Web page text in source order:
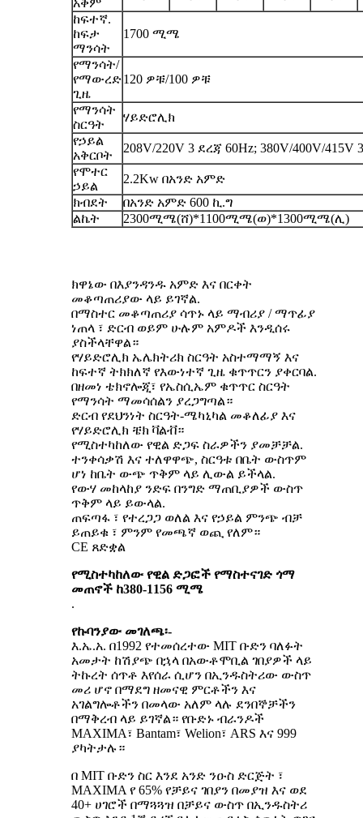
አቅም
ከፍተኛ.
ከፍታ
ማንሳት
1700 ሚሜ
የማንሳት/
የማውረድ
ጊዜ
120 ዎቹ/100 ዎቹ
የማንሳት
ስርዓት
ሃይድሮሊክ
የኃይል
አቅርቦት
208V/220V 3 ደረጃ 60Hz; 380V/400V/415V
የሞተር
ኃይል
2.2Kw በአንድ አምድ
ክብደት
በአንድ አምድ 600 ኪ.ግ
ልኬት
2300ሚሜ(ሸ)*1100ሚሜ(ወ)*1300ሚሜ(ሊ)
ክዋኔው በእያንዳንዱ አምድ እና በርቀት
መቆጣጠሪያው ላይ ይገኛል.
በማስተር መቆጣጠሪያ ሳጥኑ ላይ ማብሪያ / ማጥፊያ
ነጠላ ፣ ድርብ ወይም ሁሉም አምዶች እንዲሰሩ
ያስችላቸዋል።
የሃይድሮሊክ ኤሌክትሪክ ስርዓት አስተማማኝ እና
ከፍተኛ ትክክለኛ የእውነተኛ ጊዜ ቁጥጥርን ያቀርባል.
በዘመነ ቴክኖሎጂ፣ የኤስሲኤም ቁጥጥር ስርዓት
የማንሳት ማመሳሰልን ያረጋግጣል።
ድርብ የደህንነት ስርዓት-ሜካኒካል መቆለፊያ እና
የሃይድሮሊክ ቼክ ቫልቭ።
የሚስተካከለው የዊል ድጋፍ ስራዎችን ያመቻቻል.
ተንቀሳቃሽ እና ተለዋዋጭ, ስርዓቱ በቤት ውስጥም
ሆነ ከቤት ውጭ ጥቅም ላይ ሊውል ይችላል.
የውሃ መከላከያ ንድፍ በንግድ ማጠቢያዎች ውስጥ
ጥቅም ላይ ይውላል.
ጠፍጣፋ ፣ የተረጋጋ ወለል እና የኃይል ምንጭ ብቻ
ይጠይቁ ፣ ምንም የመጫኛ ወጪ የለም።
CE ጸድቋል
የሚስተካከለው የዊል ድጋፎች የማስተናገድ ጎማ
መጠኖች ከ380-1156 ሚሜ
.
የኩባንያው መገለጫ፡-
እ.ኤ.አ. በ1992 የተመሰረተው MIT ቡድን ባለፉት
አመታት ከሽያጭ በኋላ በአውቶሞቢል ገበያዎች ላይ
ትኩረት ሰጥቶ እየሰራ ሲሆን በኢንዱስትሪው ውስጥ
መሪ ሆኖ በማደግ ዘመናዊ ምርቶችን እና
አገልግሎቶችን በመላው አለም ላሉ ደንበኞቻችን
በማቅረብ ላይ ይገኛል። የቡድኑ ብራንዶች
MAXIMA፣ Bantam፣ Welion፣ ARS እና 999
ያካትታሉ።
በ MIT ቡድን ስር እንደ አንድ ንዑስ ድርጅት ፣
MAXIMA የ 65% የቻይና ገበያን በመያዝ እና ወደ
40+ ሀገሮች በማጓጓዝ በቻይና ውስጥ በኢንዱስትሪ